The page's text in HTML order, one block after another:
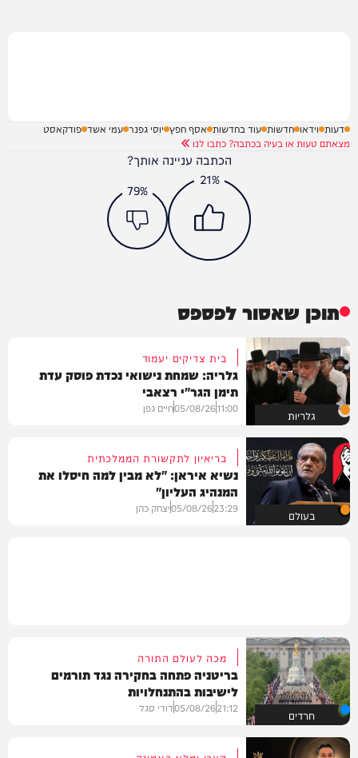
דעות וידאו חדשות עוד בחדשות אסף חפץ יוסי גפנר עמי אשד פודקאסט
מצאתם טעות או בעיה בכתבה? כתבו לנו
הכתבה עניינה אותך?
21%
79%
תוכן שאסור לפספס
גלריות
בית צדיקים יעמוד
גלריה: שמחת נישואי נכדת פוסק עדת
תימן הגר"י רצאבי
11:00
05/08/26חיים גפן
בעולם
בריאיון לתקשורת הממלכתית
נשיא איראן: "לא מבין למה חיסלו את
המנהיג העליון"
23:29
05/08/26יצחק כהן
חרדים
מכה לעולם התורה
בריטניה פתחה בחקירה נגד תורמים
לישיבות בהתנחלויות
21:12
05/08/26דודי סגל